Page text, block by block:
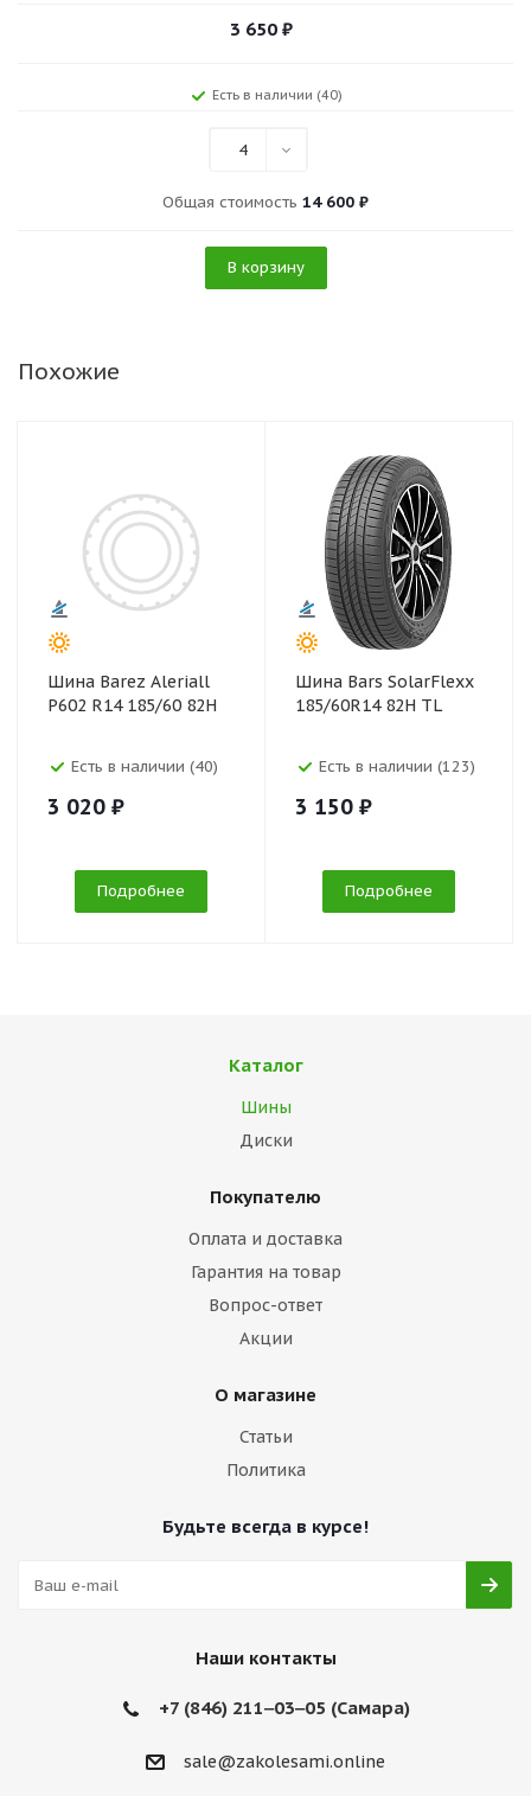
3 650 ₽
Есть в наличии (40)
4
Общая стоимость 14 600 ₽
В корзину
Похожие
Шина Barez Aleriall
P602 R14 185/60 82H
Есть в наличии (40)
3 020 ₽
Подробнее
Шина Bars SolarFlexx
185/60R14 82H TL
Есть в наличии (123)
3 150 ₽
Подробнее
Каталог
Шины
Диски
Покупателю
Оплата и доставка
Гарантия на товар
Вопрос-ответ
Акции
О магазине
Статьи
Политика
Будьте всегда в курсе!
Наши контакты
+7 (846) 211‒03‒05 (Самара)
sale@zakolesami.online